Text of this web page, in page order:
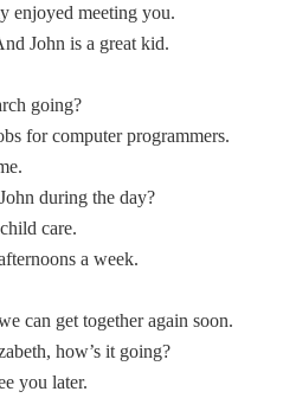
enjoyed meeting you.
John is a great kid.
going?
for computer programmers.
during the day?
care.
a week.
can get together again soon.
how’s it going?
you later.